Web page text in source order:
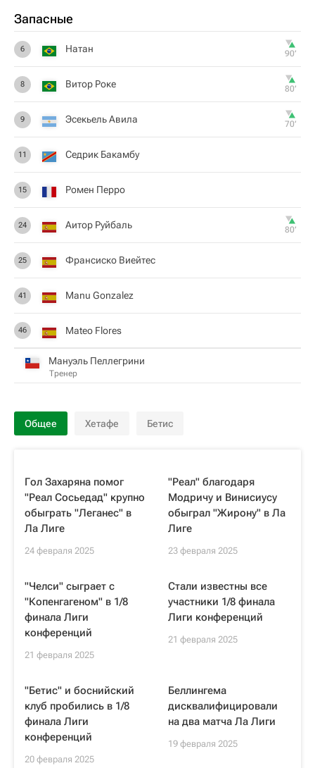
Запасные
6 Натан 90‎’‎
8 Витор Роке 80‎’‎
9 Эсекьель Авила 70‎’‎
11 Седрик Бакамбу
15 Ромен Перро
24 Аитор Руйбаль 80‎’‎
25 Франсиско Виейтес
41 Manu Gonzalez
46 Mateo Flores
Мануэль Пеллегрини
Тренер
Общее Хетафе Бетис
Гол Захаряна помог
"Реал Сосьедад" крупно
обыграть "Леганес" в
Ла Лиге
24 февраля 2025
"Реал" благодаря
Модричу и Винисиусу
обыграл "Жирону" в Ла
Лиге
23 февраля 2025
"Челси" сыграет с
"Копенгагеном" в 1/8
финала Лиги
конференций
21 февраля 2025
Стали известны все
участники 1/8 финала
Лиги конференций
21 февраля 2025
"Бетис" и боснийский
клуб пробились в 1/8
финала Лиги
конференций
20 февраля 2025
Беллингема
дисквалифицировали
на два матча Ла Лиги
19 февраля 2025